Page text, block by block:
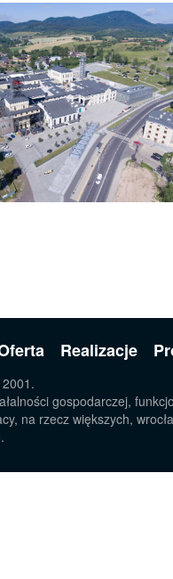
Realizacje
gospodarczej,
na rzecz większych,